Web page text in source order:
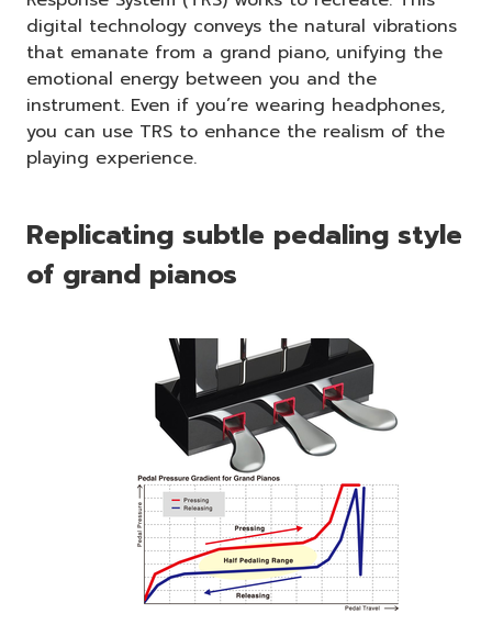
digital technology conveys the natural vibrations
that emanate from a grand piano, unifying the
emotional energy between you and the
instrument. Even if you’re wearing headphones,
you can use TRS to enhance the realism of the
playing experience.
Replicating subtle pedaling style
of grand pianos